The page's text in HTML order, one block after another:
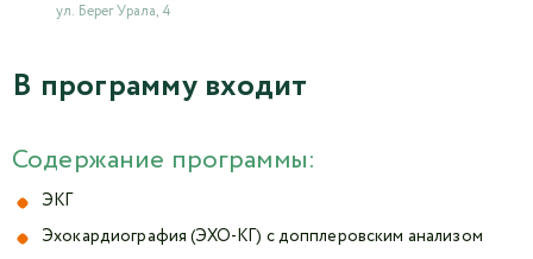
ул. Берег Урала, 4
В программу входит
Содержание программы:
ЭКГ
Эхокардиография (ЭХО-КГ) с допплеровским анализом